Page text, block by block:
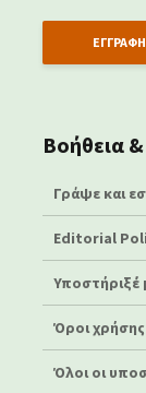
Βοήθεια
Γράψε και
Editorial
Υποστήριξέ
Όροι
Όλοι οι